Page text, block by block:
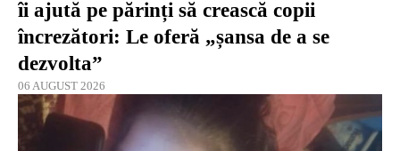
îi ajută pe părinți să crească copii
încrezători: Le oferă „șansa de a se
dezvolta”
06 AUGUST 2026